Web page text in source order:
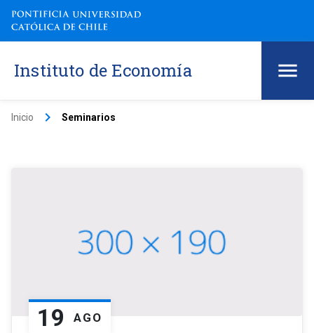
Instituto de Economía
Inicio keyboard_arrow_right Seminarios
19 AGO